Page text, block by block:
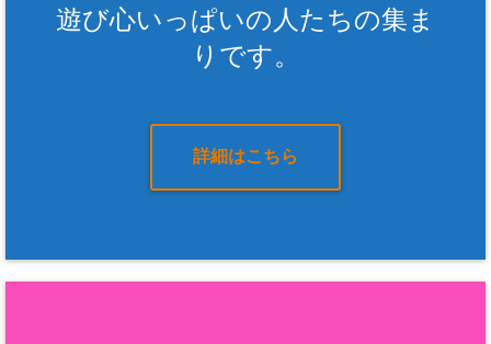
遊び心いっぱいの人たちの集ま
りです。
詳細はこちら